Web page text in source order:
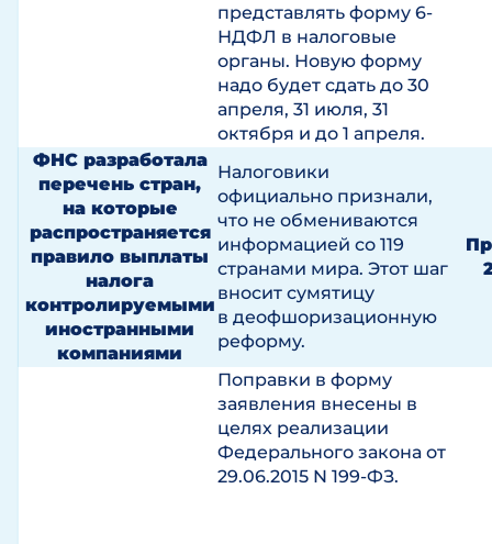
представлять форму 6-
НДФЛ в налоговые
органы. Новую форму
надо будет сдать до 30
апреля, 31 июля, 31
октября и до 1 апреля.
ФНС разработала
перечень стран,
на которые
распространяется
правило выплаты
налога
контролируемыми
иностранными
компаниями
Налоговики
официально признали,
что не обмениваются
информацией со 119
странами мира. Этот шаг
вносит сумятицу
в деофшоризационную
реформу.
Поправки в форму
заявления внесены в
целях реализации
Федерального закона от
29.06.2015 N 199-ФЗ.